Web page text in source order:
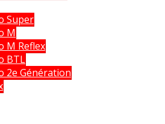
Super
M
M Reflex
BTL
2e Génération